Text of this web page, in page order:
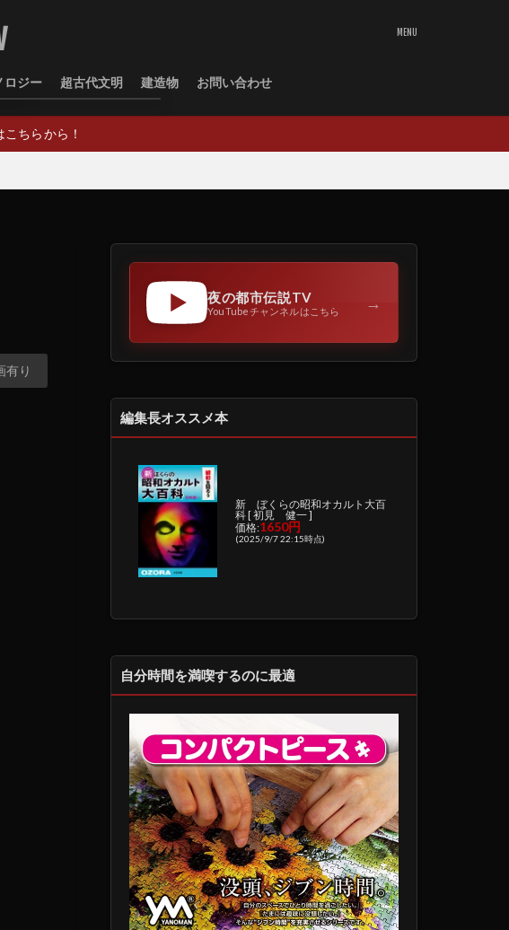
ロジー 超古代文明 建造物 お問い合わせ
ちらから！
有り
夜の都市伝説TV
YouTubeチャンネルはこちら →
編集長オススメ本
新 ぼくらの昭和オカルト大百
科 [ 初見 健一 ]
価格:1650円
(2025/9/7 22:15時点)
自分時間を満喫するのに最適